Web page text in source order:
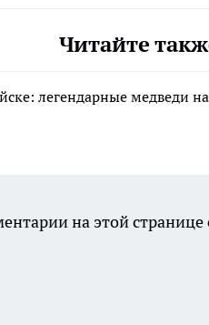
Читайте
легендарные медведи
на этой